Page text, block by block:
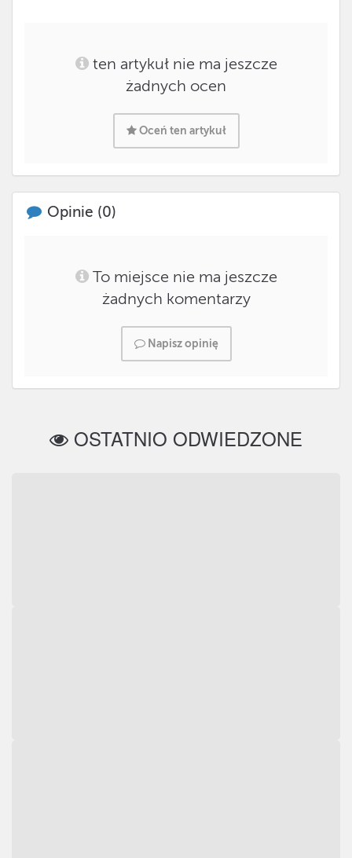
ten artykuł nie ma jeszcze
żadnych ocen
Oceń ten artykuł
Opinie (0)
To miejsce nie ma jeszcze
żadnych komentarzy
Napisz opinię
OSTATNIO ODWIEDZONE